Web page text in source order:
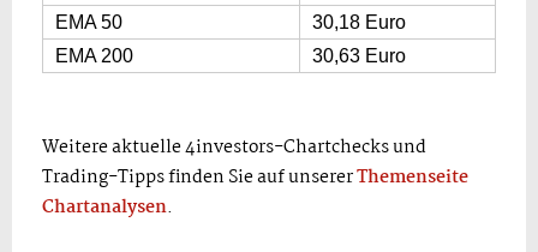
EMA 50
30,18 Euro
EMA 200
30,63 Euro
Weitere aktuelle 4investors-Chartchecks und
Trading-Tipps finden Sie auf unsererThemenseite
Chartanalysen.